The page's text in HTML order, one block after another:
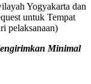
Yogyakarta dan
untuk Tempat
pelaksanaan)
Minimal